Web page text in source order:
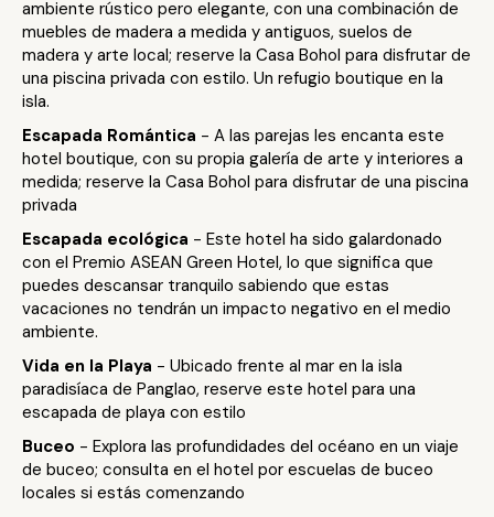
ambiente rústico pero elegante, con una combinación de
muebles de madera a medida y antiguos, suelos de
madera y arte local; reserve la Casa Bohol para disfrutar de
una piscina privada con estilo. Un refugio boutique en la
isla.
Escapada Romántica - A las parejas les encanta este
hotel boutique, con su propia galería de arte y interiores a
medida; reserve la Casa Bohol para disfrutar de una piscina
privada
Escapada ecológica - Este hotel ha sido galardonado
con el Premio ASEAN Green Hotel, lo que significa que
puedes descansar tranquilo sabiendo que estas
vacaciones no tendrán un impacto negativo en el medio
ambiente.
Vida en la Playa - Ubicado frente al mar en la isla
paradisíaca de Panglao, reserve este hotel para una
escapada de playa con estilo
Buceo - Explora las profundidades del océano en un viaje
de buceo; consulta en el hotel por escuelas de buceo
locales si estás comenzando